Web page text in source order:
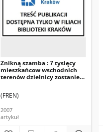
Znikną szamba : 7 tysięcy
mieszkańcow wschodnich
terenów dzielnicy zostanie
(FREN)
2007
artykuł